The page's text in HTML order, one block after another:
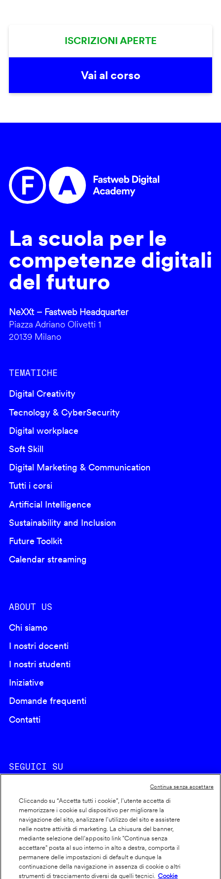
ISCRIZIONI APERTE
Vai al corso
La scuola per le
competenze digitali
del futuro
NeXXt – Fastweb Headquarter
Piazza Adriano Olivetti 1
20139 Milano
TEMATICHE
Digital Creativity
Tecnology & CyberSecurity
Digital workplace
Soft Skill
Digital Marketing & Communication
Tutti i corsi
Artificial Intelligence
Sustainability and Inclusion
Future Toolkit
Calendar streaming
ABOUT US
Chi siamo
I nostri docenti
I nostri studenti
Iniziative
Domande frequenti
Contatti
SEGUICI SU
Footer
info
Cookie policy
Dichiarazione di accessibilità
Privacy
Cliccando su “Accetta tutti i cookie”, l'utente accetta di
memorizzare i cookie sul dispositivo per migliorare la
navigazione del sito, analizzare l'utilizzo del sito e assistere
nelle nostre attività di marketing. La chiusura del banner,
mediante selezione dell’apposito link "Continua senza
accettare" posta al suo interno in alto a destra, comporta il
permanere delle impostazioni di default e dunque la
continuazione della navigazione in assenza di cookie o altri
strumenti di tracciamento diversi da quelli tecnici.
Cookie
Continua senza accettare